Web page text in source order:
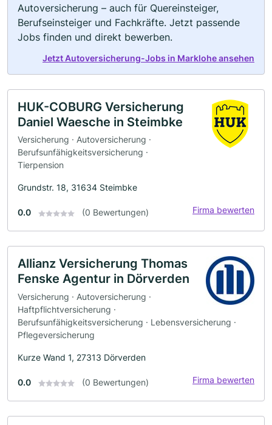
Autoversicherung – auch für Quereinsteiger,
Berufseinsteiger und Fachkräfte. Jetzt passende
Jobs finden und direkt bewerben.
Jetzt Autoversicherung-Jobs in Marklohe ansehen
HUK-COBURG Versicherung
Daniel Waesche in Steimbke
Versicherung · Autoversicherung ·
Berufsunfähigkeitsversicherung ·
Tierpension
Grundstr. 18, 31634 Steimbke
0.0 (0 Bewertungen) Firma bewerten
Allianz Versicherung Thomas
Fenske Agentur in Dörverden
Versicherung · Autoversicherung ·
Haftpflichtversicherung ·
Berufsunfähigkeitsversicherung · Lebensversicherung ·
Pflegeversicherung
Kurze Wand 1, 27313 Dörverden
0.0 (0 Bewertungen) Firma bewerten